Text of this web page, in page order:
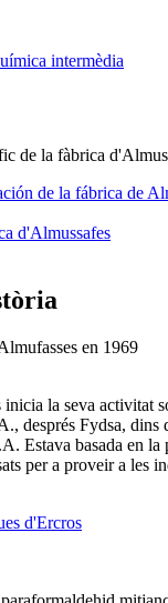
intermèdia
de la fàbrica
la seva activitat
després Fydsa, dins
Estava basada en la
per a proveir a les
d'Ercros